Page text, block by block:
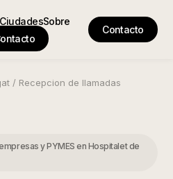
CiudadesSobre
Contacto
/ Recepcion de llamadas
y PYMES en Hospitalet de